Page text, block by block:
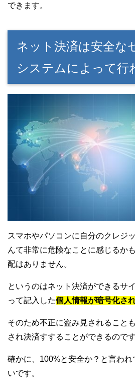
できます。
ネット決済は安全な
システムによって行
スマホやパソコンに自分のクレジ
んて非常に危険なことに感じるか
配はありません。
というのはネット決済ができるサ
って記入した個人情報が暗号化さ
そのため不正に盗み見されること
され決済すすることができるのです
確かに、100%と安全か？と言われ
いです。